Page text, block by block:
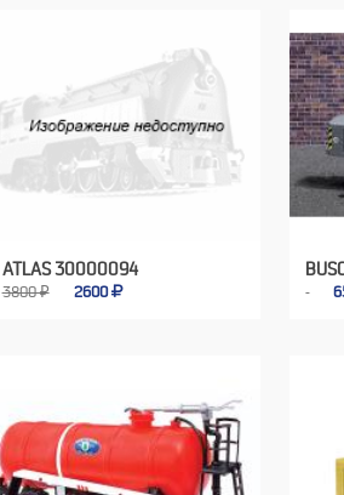
ATLAS 30000094
3800 ₽ 2600